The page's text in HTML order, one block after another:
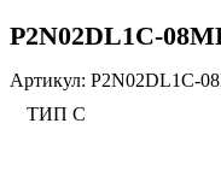
P2N02DL1C-
Артикул: P2N02DL1C-
ТИП C